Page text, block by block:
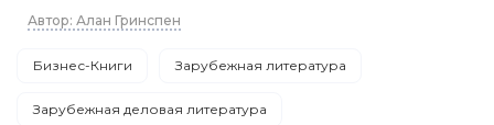
Автор: Алан Гринспен
Бизнес-Книги Зарубежная литература
Зарубежная деловая литература